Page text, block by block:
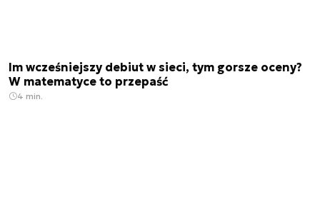
Im wcześniejszy debiut w sieci, tym gorsze oceny?
W matematyce to przepaść
4 min.